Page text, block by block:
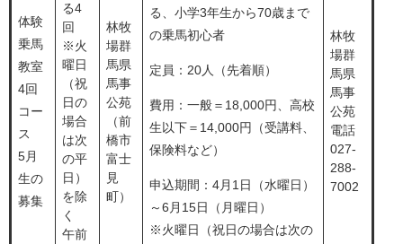
体験
乗馬
教室
4回
コー
ス
5月
生の
募集
る4
回
※火
曜日
（祝
日の
場合
は次
の平
日）
を除
く
午前
​林牧
場群
馬県
馬事
公苑
（前
橋市
富士
見
町）
る、小学3年生から70歳まで
の乗馬初心者
定員：20人（先着順）
費用：一般＝18,000円、高校
生以下＝14,000円（受講料、
保険料など）
申込期間：4月1日（水曜日）
～6月15日（月曜日）
※火曜日（祝日の場合は次の
​林牧
場群
馬県
馬事
公苑
電話
027-
288-
7002